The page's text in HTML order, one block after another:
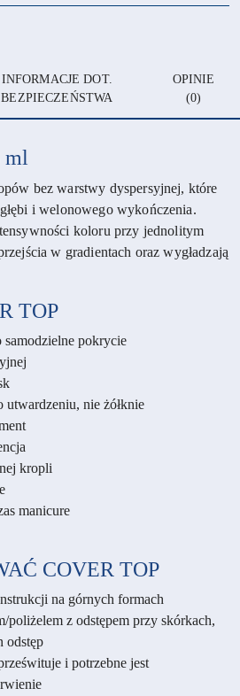
INFORMACJE DOT.
BEZPIECZEŃSTWA
OPINIE
(0)
ml
bez warstwy dyspersyjnej, które
i welonowego wykończenia.
koloru przy jednolitym
w gradientach oraz wygładzają
TOP
samodzielne pokrycie
nie żółknie
kropli
manicure
COVER TOP
na górnych formach
poliżelem z odstępem przy skórkach,
odstęp
i potrzebne jest